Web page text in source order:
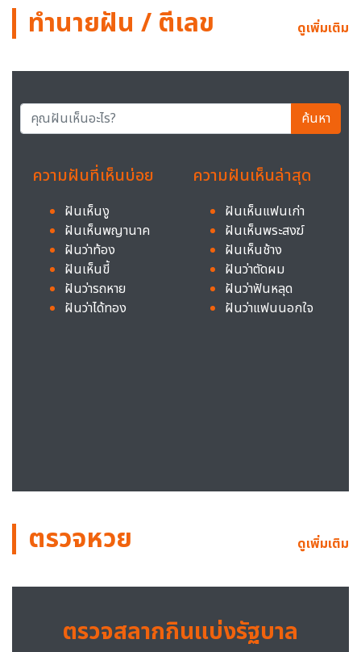
ทำนายฝัน / ตีเลข ดูเพิ่มเติม
ค้นหา
ความฝันที่เห็นบ่อย
ฝันเห็นงู
ฝันเห็นพญานาค
ฝันว่าท้อง
ฝันเห็นขี้
ฝันว่ารถหาย
ฝันว่าได้ทอง
ความฝันเห็นล่าสุด
ฝันเห็นแฟนเก่า
ฝันเห็นพระสงฆ์
ฝันเห็นช้าง
ฝันว่าตัดผม
ฝันว่าฟันหลุด
ฝันว่าแฟนนอกใจ
ตรวจหวย ดูเพิ่มเติม
ตรวจสลากกินแบ่งรัฐบาล